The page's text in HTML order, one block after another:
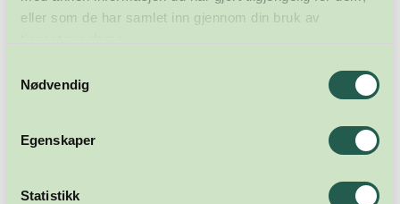
eller som de har samlet inn gjennom din bruk av
Nødvendig
Egenskaper
Statistikk